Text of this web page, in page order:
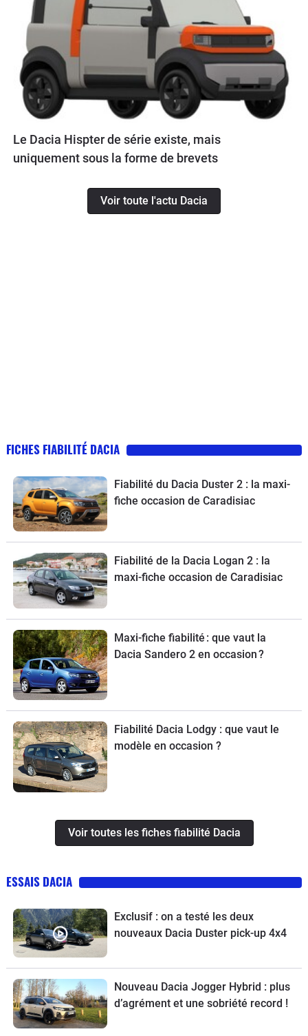
Le Dacia Hispter de série existe, mais
uniquement sous la forme de brevets
Voir toute l'actu Dacia
FICHES FIABILITÉ DACIA
Fiabilité du Dacia Duster 2 : la maxi-
fiche occasion de Caradisiac
Fiabilité de la Dacia Logan 2 : la
maxi-fiche occasion de Caradisiac
Maxi-fiche fiabilité : que vaut la
Dacia Sandero 2 en occasion ?
Fiabilité Dacia Lodgy : que vaut le
modèle en occasion ?
Voir toutes les fiches fiabilité Dacia
ESSAIS DACIA
Exclusif : on a testé les deux
nouveaux Dacia Duster pick-up 4x4
Nouveau Dacia Jogger Hybrid : plus
d’agrément et une sobriété record !